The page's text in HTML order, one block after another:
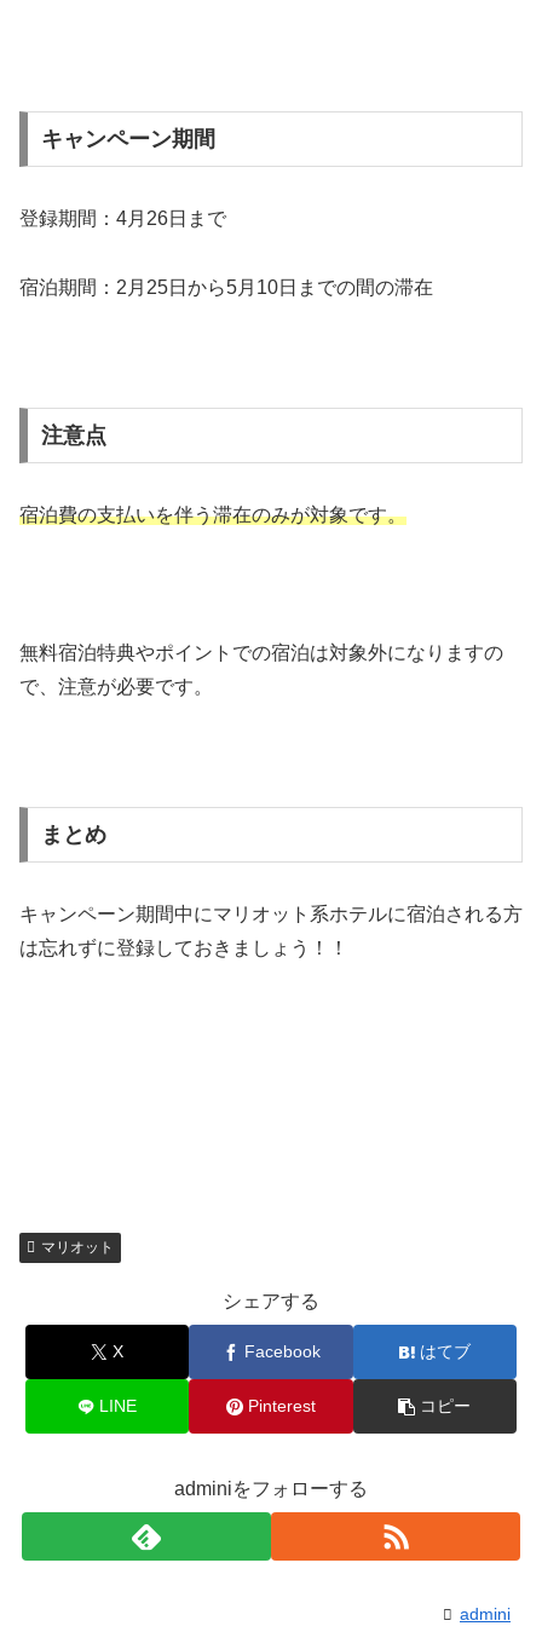
キャンペーン期間
登録期間：4月26日まで
宿泊期間：2月25日から5月10日までの間の滞在
注意点
宿泊費の支払いを伴う滞在のみが対象です。
無料宿泊特典やポイントでの宿泊は対象外になりますの
で、注意が必要です。
まとめ
キャンペーン期間中にマリオット系ホテルに宿泊される方
は忘れずに登録しておきましょう！！
マリオット
シェアする
X Facebook はてブ
LINE Pinterest コピー
adminiをフォローする
admini